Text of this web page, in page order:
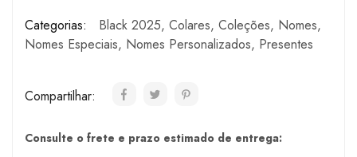
Categorias:
Black 2025, Colares, Coleções, Nomes,
Nomes Especiais, Nomes Personalizados, Presentes
Compartilhar:
Consulte o frete e prazo estimado de entrega: